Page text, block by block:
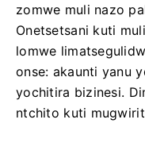
zomwe muli nazo
Onetsetsani kuti
lomwe
onse: akaunti yanu
yochitira bizinesi.
ntchito kuti